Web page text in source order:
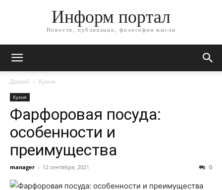
Информ портал
Новости, публикации, философия мысли
Домой Кухня
Кухня
Фарфоровая посуда:
особенности и
преимущества
manager - 12 сентября, 2021 0